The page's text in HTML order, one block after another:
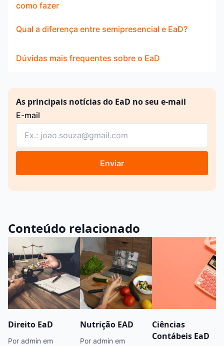
como fazer
Qual a diferença entre semipresencial e EaD?
Dúvidas mais frequentes sobre o EaD
As principais notícias do EaD no seu e-mail
E-mail
Enviar
Conteúdo relacionado
Direito EaD
Por admin em
Nutrição EAD
Por admin em
Ciências
Contábeis EaD